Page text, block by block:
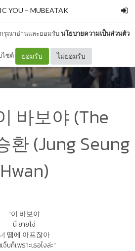
กรุณาอ่านและยอมรับนโยบายความเป็นส่วนตัว
ไซต์ ยอมรับ ไม่ยอมรับ
YOU – MUBEATAK
바보야 (The
환 (Jung Seung
Hwan)
"이 바보야
นี่ ยายโง่
땜에 아프잖아
จ็บก็เพราะเธอไงล่ะ"